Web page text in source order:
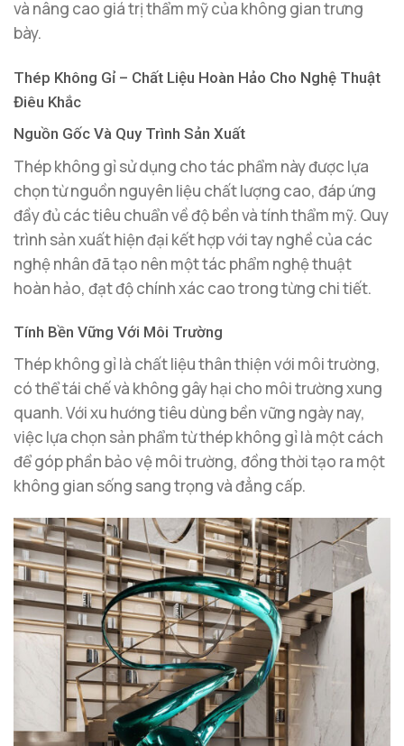
và nâng cao giá trị thẩm mỹ của không gian trưng
bày.
Thép Không Gỉ – Chất Liệu Hoàn Hảo Cho Nghệ Thuật
Điêu Khắc
Nguồn Gốc Và Quy Trình Sản Xuất
Thép không gỉ sử dụng cho tác phẩm này được lựa
chọn từ nguồn nguyên liệu chất lượng cao, đáp ứng
đầy đủ các tiêu chuẩn về độ bền và tính thẩm mỹ. Quy
trình sản xuất hiện đại kết hợp với tay nghề của các
nghệ nhân đã tạo nên một tác phẩm nghệ thuật
hoàn hảo, đạt độ chính xác cao trong từng chi tiết.
Tính Bền Vững Với Môi Trường
Thép không gỉ là chất liệu thân thiện với môi trường,
có thể tái chế và không gây hại cho môi trường xung
quanh. Với xu hướng tiêu dùng bền vững ngày nay,
việc lựa chọn sản phẩm từ thép không gỉ là một cách
để góp phần bảo vệ môi trường, đồng thời tạo ra một
không gian sống sang trọng và đẳng cấp.